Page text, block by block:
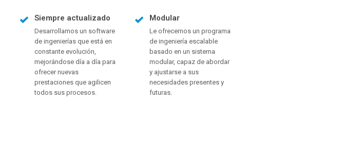
Siempre actualizado
Desarrollamos un software
de ingenierías que está en
constante evolución,
mejorándose día a día para
ofrecer nuevas
prestaciones que agilicen
todos sus procesos.
Modular
Le ofrecemos un programa
de ingeniería escalable
basado en un sistema
modular, capaz de abordar
y ajustarse a sus
necesidades presentes y
futuras.